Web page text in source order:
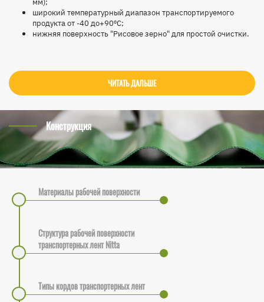
мм);
широкий температурный диапазон транспортируемого
продукта от -40 до+90ºС;
нижняя поверхность "Рисовое зерно" для простой очистки.
ЧИТАТЬ ДАЛЬШЕ
Конструкция
Материалы рабочей поверхности
Структура рабочей поверхности
транспортерных лент Nitta
Типы кордов транспортерных лент